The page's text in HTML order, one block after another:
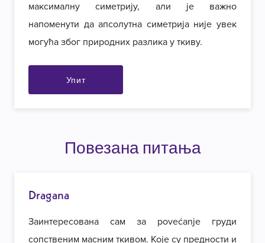
максималну симетрију, али је важно
напоменути да апсолутна симетрија није увек
могућа због природних разлика у ткиву.
Упит
Повезана питања
Dragana
Заинтересована сам за povećanje груди
сопственим масним ткивом. Које су предности и